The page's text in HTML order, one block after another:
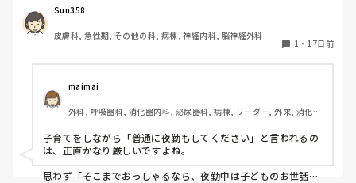
の病棟看護師って子育てしながら無理ゲーじゃない？ってふ
と思います。
Suu358
皮膚科, 急性期, その他の科, 病棟, 神経内科, 脳神経外科
1 ・ 17日前
maimai
外科, 呼吸器科, 消化器内科, 泌尿器科, 病棟, リーダー, 外来, 消化器
子育てをしながら「普通に夜勤もしてください」と言われるの
は、正直かなり厳しいですよね。
思わず「そこまでおっしゃるなら、夜勤中は子どものお世話を